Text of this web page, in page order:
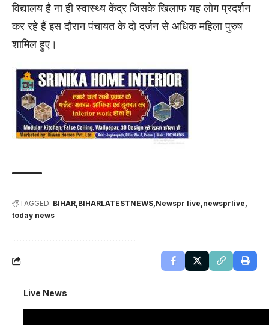
विद्यालय है ना ही स्वास्थ्य केंद्र जिसके खिलाफ यह लोग प्रदर्शन
कर रहे हैं इस दौरान पंचायत के दो दर्जन से अधिक महिला पुरुष
शामिल हुए।
TAGGED: BIHAR BIHARLATESTNEWS Newspr live newsprlive
today news
Live News